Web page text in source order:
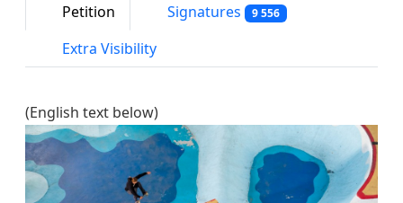
Petition Signatures 9 556
Extra Visibility
(English text below)